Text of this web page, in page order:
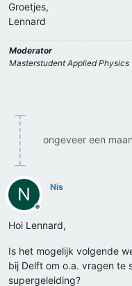
Groetjes,
Lennard
Moderator
Masterstudent Applied Physics
ongeveer een
N
Offline
Nis
Hoi Lennard,
Is het mogelijk volgende
bij Delft om o.a. vragen te
supergeleiding?